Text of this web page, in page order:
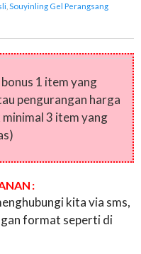
Souyinling Gel Perangsang
1 item yang
pengurangan harga
3 item yang
:
kita via sms,
format seperti di